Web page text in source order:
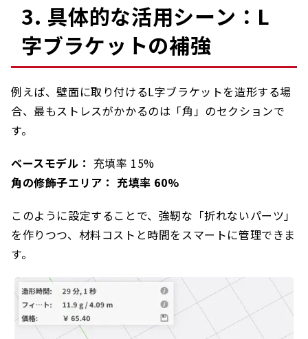
3. 具体的な活用シーン：L
字ブラケットの補強
例えば、壁面に取り付けるL字ブラケットを造形する場
合、最もストレスがかかるのは「角」のセクションで
す。
ベースモデル： 充填率 15%
角の修飾子エリア： 充填率 60%
このように設定することで、強靭な「折れないパーツ」
を作りつつ、材料コストと時間をスマートに管理できま
す。